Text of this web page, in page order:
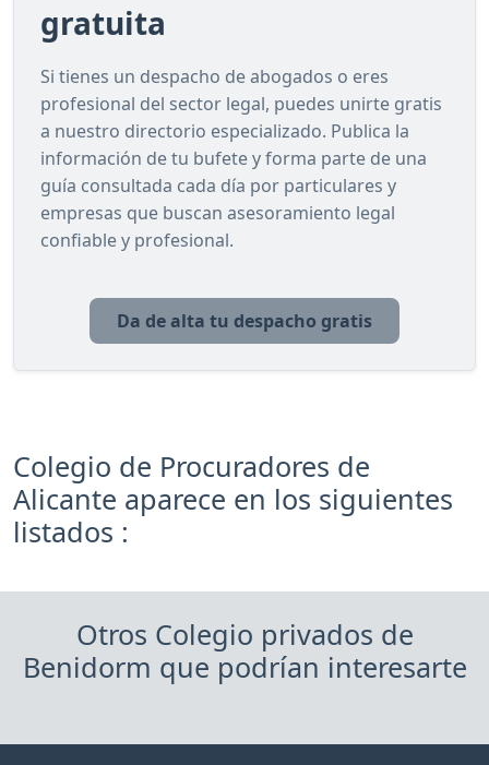
gratuita
Si tienes un despacho de abogados o eres
profesional del sector legal, puedes unirte gratis
a nuestro directorio especializado. Publica la
información de tu bufete y forma parte de una
guía consultada cada día por particulares y
empresas que buscan asesoramiento legal
confiable y profesional.
Da de alta tu despacho gratis
Colegio de Procuradores de
Alicante aparece en los siguientes
listados :
Otros Colegio privados de
Benidorm que podrían interesarte